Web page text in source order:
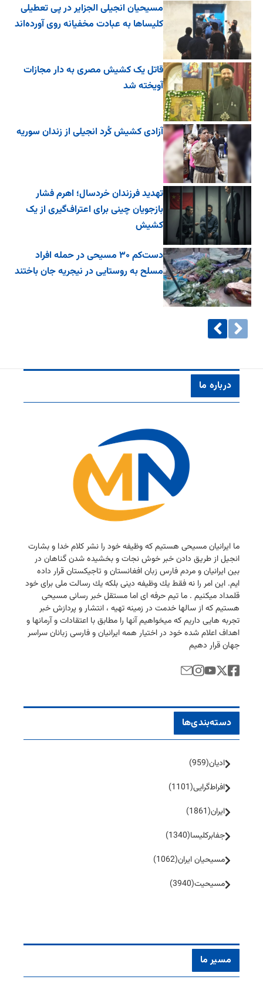
مسیحیان انجیلی الجزایر در پی تعطیلی
کلیساها به عبادت مخفیانه روی آورده‌اند
قاتل یک کشیش مصری به دار مجازات
آویخته شد
آزادی کشیش کُرد انجیلی از زندان سوریه
تهدید فرزندان خردسال؛ اهرم فشار
بازجویان چینی برای اعتراف‌گیری از یک
کشیش
دست‌کم ۳۰ مسیحی در حمله افراد
مسلح به روستایی در نیجریه جان باختند
درباره ما
ما ایرانیان مسیحی هستیم كه وظیفه خود را نشر كلام خدا و بشارت
انجیل از طریق دادن خبر خوش نجات و بخشیده شدن گناهان در
بین ایرانیان و مردم فارس زبان افغانستان و تاجیكستان قرار داده
ایم. این امر را نه فقط یك وظیفه دینی بلكه یك رسالت ملی برای خود
قلمداد میكنیم . ما تیم حرفه ای اما مستقل خبر رسانی مسیحی
هستیم كه از سالها خدمت در زمینه تهیه ، انتشار و پردازش خبر
تجربه هایی داریم كه میخواهیم آنها را مطابق با اعتقادات و آرمانها و
اهداف اعلام شده خود در اختیار همه ایرانیان و فارسی زبانان سراسر
جهان قرار دهیم
دسته‌بندی‌ها
ادیان(959)
افراط‌گرایی(1101)
ایران(1861)
جفا‌بر‌کلیسا(1340)
مسیحیان ایران(1062)
مسیحیت(3940)
مسیر ما